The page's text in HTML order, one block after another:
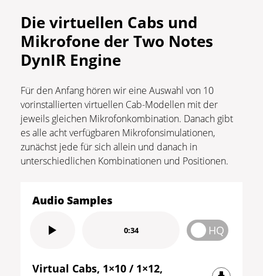
Die virtuellen Cabs und
Mikrofone der Two Notes
DynIR Engine
Für den Anfang hören wir eine Auswahl von 10
vorinstallierten virtuellen Cab-Modellen mit der
jeweils gleichen Mikrofonkombination. Danach gibt
es alle acht verfügbaren Mikrofonsimulationen,
zunächst jede für sich allein und danach in
unterschiedlichen Kombinationen und Positionen.
Audio Samples
0:34 HQ
Virtual Cabs, 1×10 / 1×12,